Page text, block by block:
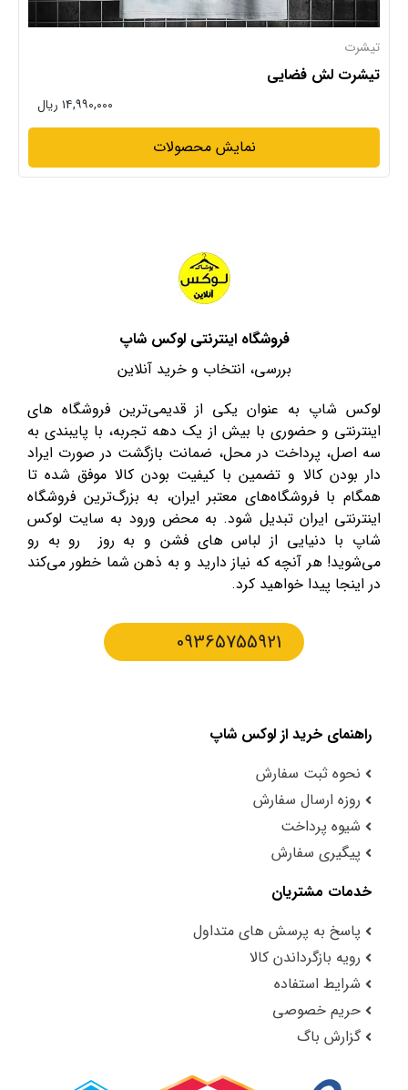
تیشرت
تیشرت لش فضایی
۱۴,۹۹۰,۰۰۰ ریال
نمایش محصولات
فروشگاه اینترنتی لوکس شاپ
بررسی، انتخاب و خرید آنلاین
لوکس شاپ به عنوان یکی از قدیمی‌ترین فروشگاه های
اینترنتی و حضوری با بیش از یک دهه تجربه، با پایبندی به
سه اصل، پرداخت در محل، ضمانت بازگشت در صورت ایراد
دار بودن کالا و تضمین با کیفیت بودن کالا موفق شده تا
همگام با فروشگاه‌های معتبر ایران، به بزرگ‌ترین فروشگاه
اینترنتی ایران تبدیل شود. به محض ورود به سایت لوکس
شاپ با دنیایی از لباس های فشن و به روز رو به رو
می‌شوید! هر آنچه که نیاز دارید و به ذهن شما خطور می‌کند
در اینجا پیدا خواهید کرد.
09365755921
راهنمای خرید از لوکس شاپ
نحوه ثبت سفارش
روزه ارسال سفارش
شیوه پرداخت
پیگیری سفارش
خدمات مشتریان
پاسخ به پرسش های متداول
رویه بازگرداندن کالا
شرایط استفاده
حریم خصوصی
گزارش باگ